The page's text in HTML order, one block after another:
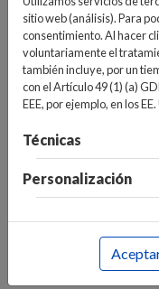
INICIO>PEQUEÑO
CUIDADO PERSONAL
sitio web (análisis). Para
consentimiento. Al hacer
voluntariamente el
también incluye, por un
con el Artículo 49 (1) (a)
EEE, por ejemplo, en los EE.
Técnicas
Personalización